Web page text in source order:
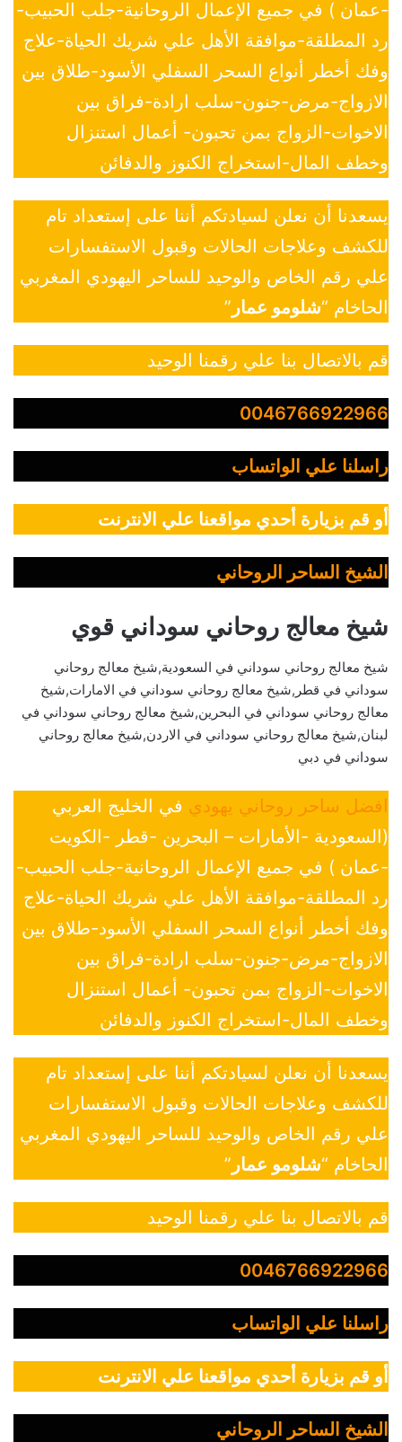
-عمان ) في جميع الإعمال الروحانية-جلب الحبيب-
رد المطلقة-موافقة الأهل علي شريك الحياة-علاج
وفك أخطر أنواع السحر السفلي الأسود-طلاق بين
الازواج-مرض-جنون-سلب ارادة-فراق بين
الاخوات-الزواج بمن تحبون- أعمال استنزال
وخطف المال-استخراج الكنوز والدفائن
يسعدنا أن نعلن لسيادتكم أننا على إستعداد تام
للكشف وعلاجات الحالات وقبول الاستفسارات
علي رقم الخاص والوحيد للساحر اليهودي المغربي
الحاخام “شلومو عمار ”
قم بالاتصال بنا علي رقمنا الوحيد
0046766922966
راسلنا علي الواتساب
أو قم بزيارة أحدي مواقعنا علي الانترنت
الشيخ الساحر الروحاني
شيخ معالج روحاني سوداني قوي
شيخ معالج روحاني سوداني في السعودية,شيخ معالج روحاني
سوداني في قطر,شيخ معالج روحاني سوداني في الامارات,شيخ
معالج روحاني سوداني في البحرين,شيخ معالج روحاني سوداني في
لبنان,شيخ معالج روحاني سوداني في الاردن,شيخ معالج روحاني
سوداني في دبي
افضل ساحر روحاني يهودي في الخليج العربي
(السعودية -الأمارات – البحرين -قطر -الكويت
-عمان ) في جميع الإعمال الروحانية-جلب الحبيب-
رد المطلقة-موافقة الأهل علي شريك الحياة-علاج
وفك أخطر أنواع السحر السفلي الأسود-طلاق بين
الازواج-مرض-جنون-سلب ارادة-فراق بين
الاخوات-الزواج بمن تحبون- أعمال استنزال
وخطف المال-استخراج الكنوز والدفائن
يسعدنا أن نعلن لسيادتكم أننا على إستعداد تام
للكشف وعلاجات الحالات وقبول الاستفسارات
علي رقم الخاص والوحيد للساحر اليهودي المغربي
الحاخام “شلومو عمار ”
قم بالاتصال بنا علي رقمنا الوحيد
0046766922966
راسلنا علي الواتساب
أو قم بزيارة أحدي مواقعنا علي الانترنت
الشيخ الساحر الروحاني